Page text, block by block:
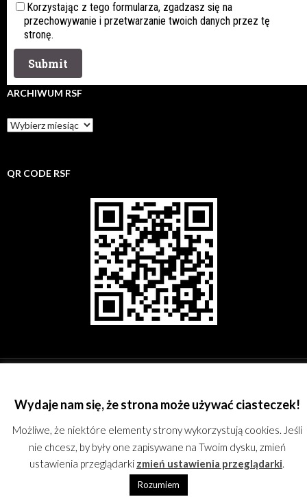
Korzystając z tego formularza, zgadzasz się na
przechowywanie i przetwarzanie twoich danych przez tę
stronę.
ARCHIWUM RSF
Archiwum
rsf
QR CODE RSF
WordPress
Wydaje nam się, że strona może używać ciasteczek!
Możliwe, że niektóre elementy strony wykorzystują cookies. Jeśli
nie chcesz, by były one zapisywane na Twoim dysku, zmień
ustawienia przeglądarki zmień ustawienia przeglądarki.
Rozumiem